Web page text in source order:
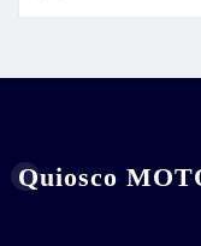
Quiosco